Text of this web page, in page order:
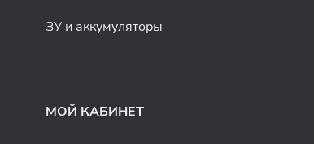
ЗУ и аккумуляторы
МОЙ КАБИНЕТ